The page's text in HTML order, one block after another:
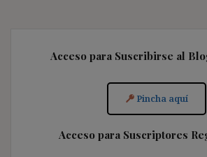
Acceso para Suscribirse al
Pincha aquí
Acceso para Suscriptores